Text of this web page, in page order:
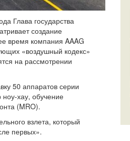
Глава государства
создание
время компания AAAG
«воздушный кодекс»
на рассмотрении
50 аппаратов серии
хау, обучение
(MRO).
взлета, который
первых».